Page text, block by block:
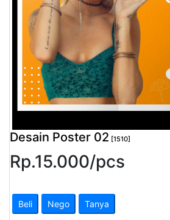
Desain Poster 02 [1510]
Rp.15.000/pcs
Beli Nego Tanya